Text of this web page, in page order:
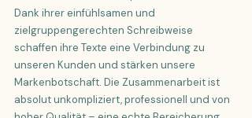
Dank ihrer einfühlsamen und
zielgruppengerechten Schreibweise
schaffen ihre Texte eine Verbindung zu
unseren Kunden und stärken unsere
Markenbotschaft. Die Zusammenarbeit ist
absolut unkompliziert, professionell und von